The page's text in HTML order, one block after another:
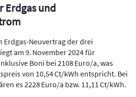
Erdgas und
Neuvertrag der drei
am 9. November 2024 für
Boni bei 2108 Euro/a, was
von 10,54 Ct/kWh entspricht. Bei
es 2228 Euro/a bzw. 11,11 Ct/kWh.